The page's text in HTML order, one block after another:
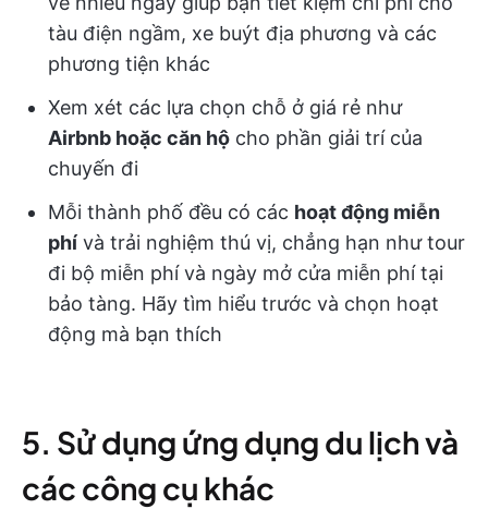
tàu điện ngầm, xe buýt địa phương và các
phương tiện khác
Xem xét các lựa chọn chỗ ở giá rẻ như
Airbnb hoặc căn hộ cho phần giải trí của
chuyến đi
Mỗi thành phố đều có các hoạt động miễn
phí và trải nghiệm thú vị, chẳng hạn như tour
đi bộ miễn phí và ngày mở cửa miễn phí tại
bảo tàng. Hãy tìm hiểu trước và chọn hoạt
động mà bạn thích
5. Sử dụng ứng dụng du lịch và
các công cụ khác